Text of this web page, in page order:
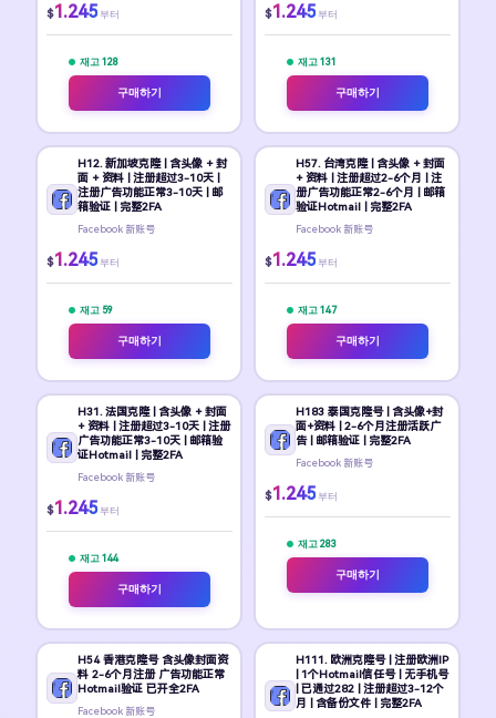
$1.245 부터
재고 128
구매하기
$1.245 부터
재고 131
구매하기
H12. 新加坡克隆 | 含头像 + 封
面 + 资料 | 注册超过3-10天 |
注册广告功能正常3-10天 | 邮
箱验证 | 完整2FA
Facebook 新账号
$1.245 부터
재고 59
구매하기
H57. 台湾克隆 | 含头像 + 封面
+ 资料 | 注册超过2-6个月 | 注
册广告功能正常2-6个月 | 邮箱
验证Hotmail | 完整2FA
Facebook 新账号
$1.245 부터
재고 147
구매하기
H31. 法国克隆 | 含头像 + 封面
+ 资料 | 注册超过3-10天 | 注册
广告功能正常3-10天 | 邮箱验
证Hotmail | 完整2FA
Facebook 新账号
$1.245 부터
재고 144
구매하기
H183 泰国克隆号 | 含头像+封
面+资料 | 2-6个月注册活跃广
告 | 邮箱验证 | 完整2FA
Facebook 新账号
$1.245 부터
재고 283
구매하기
H54 香港克隆号 含头像封面资
料 2-6个月注册 广告功能正常
Hotmail验证 已开全2FA
Facebook 新账号
H111. 欧洲克隆号 | 注册欧洲IP
| 1个Hotmail信任号 | 无手机号
| 已通过282 | 注册超过3-12个
月 | 含备份文件 | 完整2FA